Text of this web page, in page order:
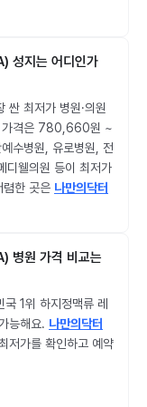
성지는 어디인가
싼 최저가 병원·의원
가격은 780,660원 ~
수병원, 유로병원, 전
디웰의원 등이 최저가
렴한 곳은 나만의닥터
병원 가격 비교는
1위 하지정맥류 레
능해요. 나만의닥터
저가를 확인하고 예약